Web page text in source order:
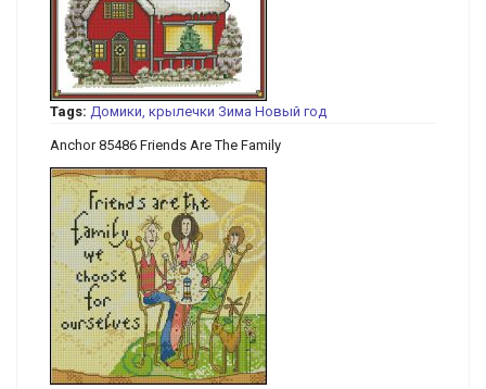
Tags: Домики, крылечки Зима Новый год
Anchor 85486 Friends Are The Family